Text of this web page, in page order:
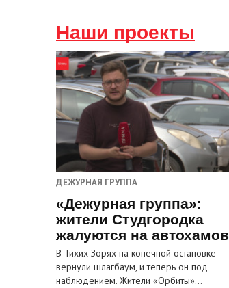
Наши проекты
ДЕЖУРНАЯ ГРУППА
«Дежурная группа»:
жители Студгородка
жалуются на автохамов
В Тихих Зорях на конечной остановке
вернули шлагбаум, и теперь он под
наблюдением. Жители «Орбиты»…